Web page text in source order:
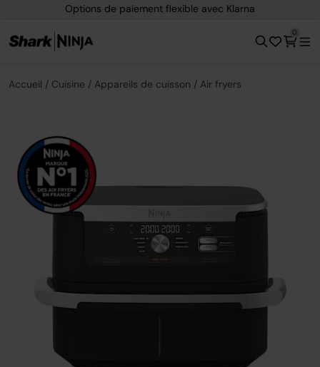
Options de paiement flexible avec Klarna
0
Accueil Cuisine Appareils de cuisson Air fryers